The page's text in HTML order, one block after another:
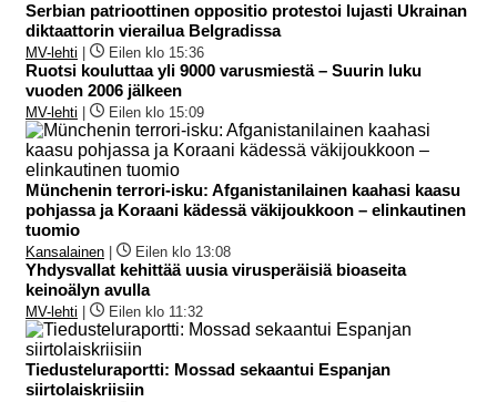
Serbian patrioottinen oppositio protestoi lujasti Ukrainan
diktaattorin vierailua Belgradissa
MV-lehti Eilen klo 15:36
Ruotsi kouluttaa yli 9000 varusmiestä – Suurin luku
vuoden 2006 jälkeen
MV-lehti Eilen klo 15:09
Münchenin terrori-isku: Afganistanilainen kaahasi kaasu
pohjassa ja Koraani kädessä väkijoukkoon – elinkautinen
tuomio
Kansalainen Eilen klo 13:08
Yhdysvallat kehittää uusia virusperäisiä bioaseita
keinoälyn avulla
MV-lehti Eilen klo 11:32
Tiedusteluraportti: Mossad sekaantui Espanjan
siirtolaiskriisiin